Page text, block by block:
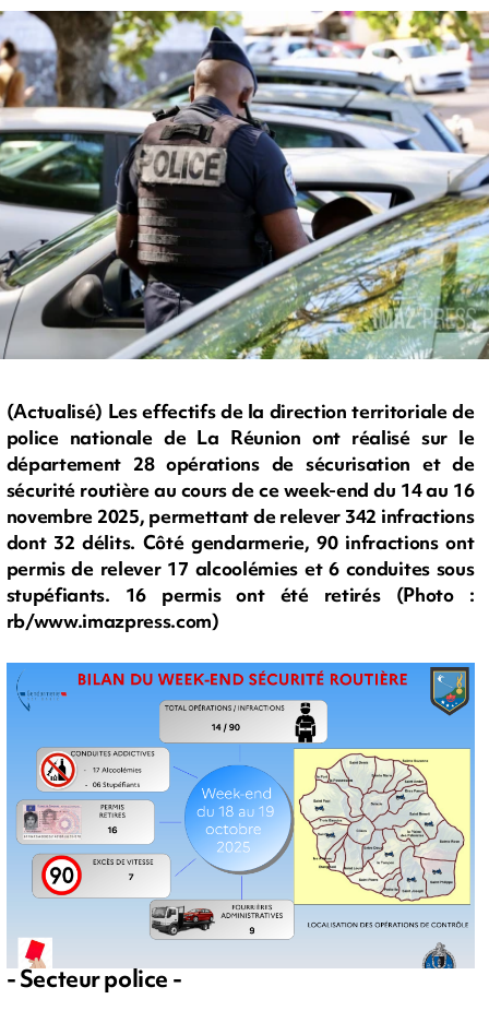
(Actualisé) Les effectifs de la direction territoriale de
police nationale de La Réunion ont réalisé sur le
département 28 opérations de sécurisation et de
sécurité routière au cours de ce week-end du 14 au 16
novembre 2025, permettant de relever 342 infractions
dont 32 délits. Côté gendarmerie, 90 infractions ont
permis de relever 17 alcoolémies et 6 conduites sous
stupéfiants. 16 permis ont été retirés (Photo :
rb/www.imazpress.com)
- Secteur police -